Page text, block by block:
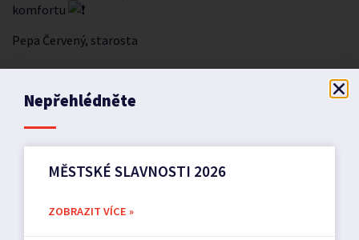
komfortu
Pepa Červený, starosta
Městské slavnosti 2025
DALŠÍ
REGGAE FEST PILNÍKOV
Nepřehlédněte
MĚSTSKÉ SLAVNOSTI 2026
ZOBRAZIT VÍCE »